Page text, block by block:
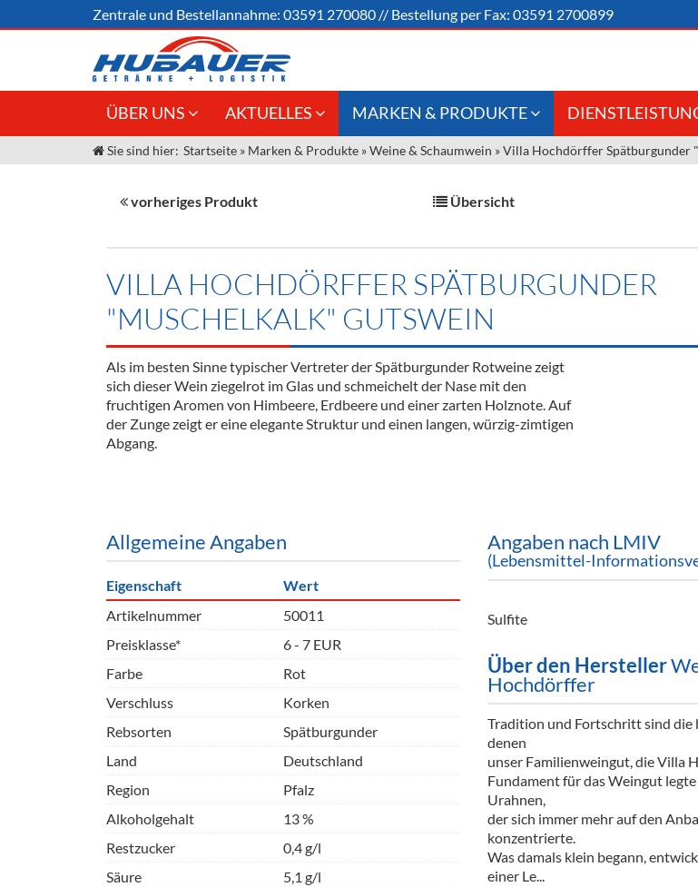
Zentrale und Bestellannahme: 03591 270080 // Bestellung per Fax: 03591 2700899
ÜBER UNS
Jobs
Unser Liefergebiet
AKTUELLES
Angebote Gastronomie &
Gastronomie
Großhandel
Innovation - Die Neue Art des
Termine
MARKEN & PRODUKTE
Weine & Schaumwein
Alkoholfreie Getränke
Öle & Küchenartikel
Kaffee
Barzubehör
Kühlanhänger Hygieneartikel & Desinfektion
Kommisionskauf &
Sie sind hier: Startseite » Marken & Produkte »Weine & Schaumwein »Villa Hochdörffer Spätburgunder
vorheriges Produkt Übersicht
VILLA HOCHDÖRFFER SPÄTBURGUNDER
"MUSCHELKALK" GUTSWEIN
Als im besten Sinne typischer Vertreter der Spätburgunder Rotweine zeigt
sich dieser Wein ziegelrot im Glas und schmeichelt der Nase mit den
fruchtigen Aromen von Himbeere, Erdbeere und einer zarten Holznote. Auf
der Zunge zeigt er eine elegante Struktur und einen langen, würzig-zimtigen
Abgang.
Allgemeine Angaben
Eigenschaft
Wert
Artikelnummer
50011
Preisklasse*
6 - 7 EUR
Farbe
Rot
Verschluss
Korken
Rebsorten
Spätburgunder
Land
Deutschland
Region
Pfalz
Alkoholgehalt
13 %
Restzucker
0,4 g/l
Säure
5,1 g/l
Angaben nach LMIV
(Lebensmittel-
Sulfite
Über den Hersteller
Hochdörffer
Tradition und Fortschritt sind die
denen
unser Familienweingut, die Villa
Fundament für das Weingut
Urahnen,
der sich immer mehr auf den
konzentrierte.
Was damals klein begann,
einer Le...